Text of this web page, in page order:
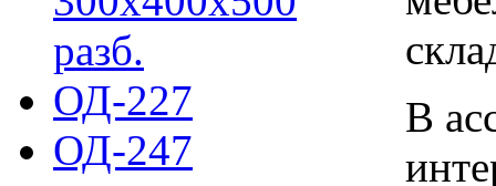
разб.
ОД-227
ОД-247
В